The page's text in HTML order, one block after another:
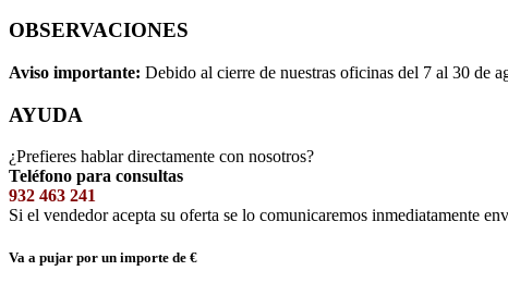
OBSERVACIONES
Aviso importante: Debido al cierre de nuestras oficinas del 7 al 30 de
AYUDA
¿Prefieres hablar directamente con nosotros?
Teléfono para consultas
932 463 241
Si el vendedor acepta su oferta se lo comunicaremos inmediatamente
Va a pujar por un importe de €